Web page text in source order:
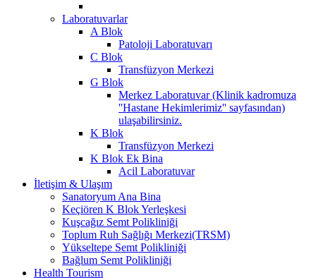
Laboratuvarlar
A Blok
Patoloji Laboratuvarı
C Blok
Transfüzyon Merkezi
G Blok
Merkez Laboratuvar (Klinik kadromuza
''Hastane Hekimlerimiz'' sayfasından)
ulaşabilirsiniz.
K Blok
Transfüzyon Merkezi
K Blok Ek Bina
Acil Laboratuvar
İletişim & Ulaşım
Sanatoryum Ana Bina
Keçiören K Blok Yerleşkesi
Kuşcağız Semt Polikliniği
Toplum Ruh Sağlığı Merkezi(TRSM)
Yükseltepe Semt Polikliniği
Bağlum Semt Polikliniği
Health Tourism